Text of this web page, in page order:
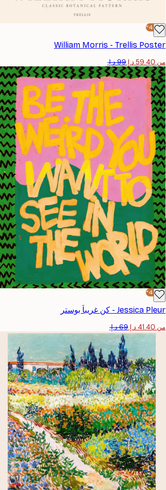
-40%*
William Morris - Trellis Poster
من ‏59.40 د.إ.‏
-40%*
Jessica Pleur - كن غريباً بوستر
من ‏41.40 د.إ.‏